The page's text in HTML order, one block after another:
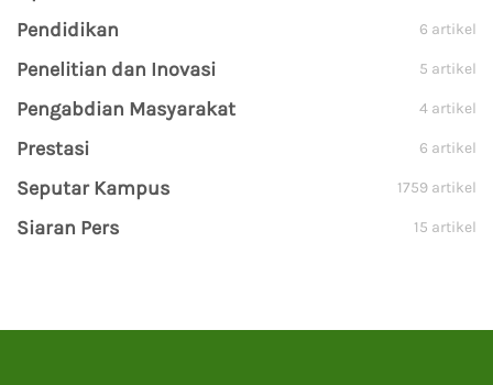
Pendidikan 6 artikel
Penelitian dan Inovasi 5 artikel
Pengabdian Masyarakat 4 artikel
Prestasi 6 artikel
Seputar Kampus 1759 artikel
Siaran Pers 15 artikel